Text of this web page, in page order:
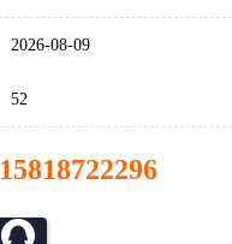
2026-08-09
52
15818722296